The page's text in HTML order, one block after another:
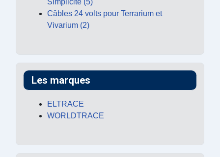
Simplicité (5)
Câbles 24 volts pour Terrarium et
Vivarium (2)
Les marques
ELTRACE
WORLDTRACE